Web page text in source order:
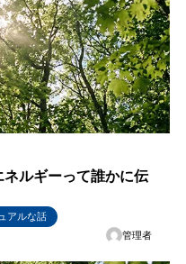
ルギーって誰かに伝
アルな話
管理者